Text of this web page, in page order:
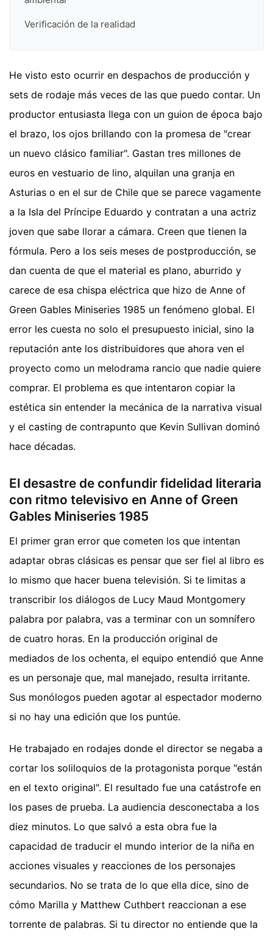
Verificación de la realidad
He visto esto ocurrir en despachos de producción y
sets de rodaje más veces de las que puedo contar. Un
productor entusiasta llega con un guion de época bajo
el brazo, los ojos brillando con la promesa de "crear
un nuevo clásico familiar". Gastan tres millones de
euros en vestuario de lino, alquilan una granja en
Asturias o en el sur de Chile que se parece vagamente
a la Isla del Príncipe Eduardo y contratan a una actriz
joven que sabe llorar a cámara. Creen que tienen la
fórmula. Pero a los seis meses de postproducción, se
dan cuenta de que el material es plano, aburrido y
carece de esa chispa eléctrica que hizo de Anne of
Green Gables Miniseries 1985 un fenómeno global. El
error les cuesta no solo el presupuesto inicial, sino la
reputación ante los distribuidores que ahora ven el
proyecto como un melodrama rancio que nadie quiere
comprar. El problema es que intentaron copiar la
estética sin entender la mecánica de la narrativa visual
y el casting de contrapunto que Kevin Sullivan dominó
hace décadas.
El desastre de confundir fidelidad literaria
con ritmo televisivo en Anne of Green
Gables Miniseries 1985
El primer gran error que cometen los que intentan
adaptar obras clásicas es pensar que ser fiel al libro es
lo mismo que hacer buena televisión. Si te limitas a
transcribir los diálogos de Lucy Maud Montgomery
palabra por palabra, vas a terminar con un somnífero
de cuatro horas. En la producción original de
mediados de los ochenta, el equipo entendió que Anne
es un personaje que, mal manejado, resulta irritante.
Sus monólogos pueden agotar al espectador moderno
si no hay una edición que los puntúe.
He trabajado en rodajes donde el director se negaba a
cortar los soliloquios de la protagonista porque "están
en el texto original". El resultado fue una catástrofe en
los pases de prueba. La audiencia desconectaba a los
diez minutos. Lo que salvó a esta obra fue la
capacidad de traducir el mundo interior de la niña en
acciones visuales y reacciones de los personajes
secundarios. No se trata de lo que ella dice, sino de
cómo Marilla y Matthew Cuthbert reaccionan a ese
torrente de palabras. Si tu director no entiende que la